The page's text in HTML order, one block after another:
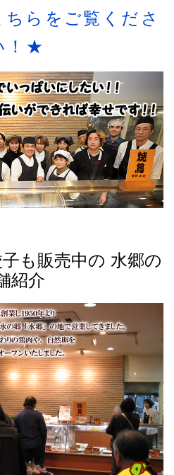
らをご覧くださ
！★
も販売中の 水郷の
紹介